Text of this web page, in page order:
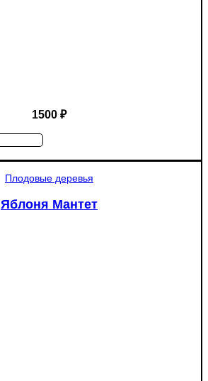
1500 ₽
Плодовые деревья
Яблоня Мантет